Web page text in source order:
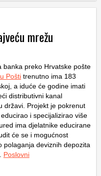
mrežu
banka preko Hrvatske pošte
Pošti trenutno ima 183
a iduće će godine imati
distributivni kanal
državi. Projekt je pokrenut
i specijalizirao više
ima djelatnike educirane
će se i mogućnost
polaganja deviznih depozita
Poslovni